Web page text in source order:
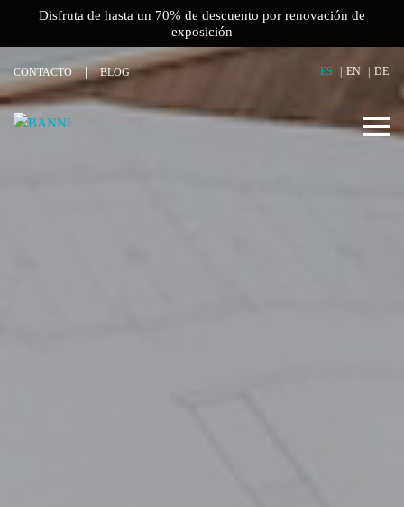
Disfruta de hasta un 70% de descuento por renovación de
exposición
CONTACTO BLOG ES EN DE